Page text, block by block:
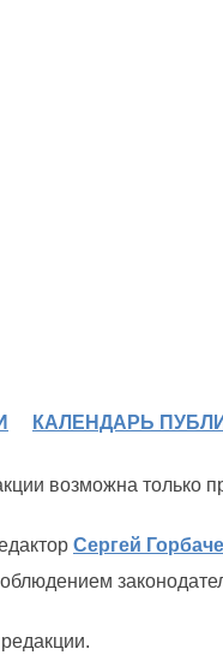
КАЛЕНДАРЬ
возможна только
Сергей